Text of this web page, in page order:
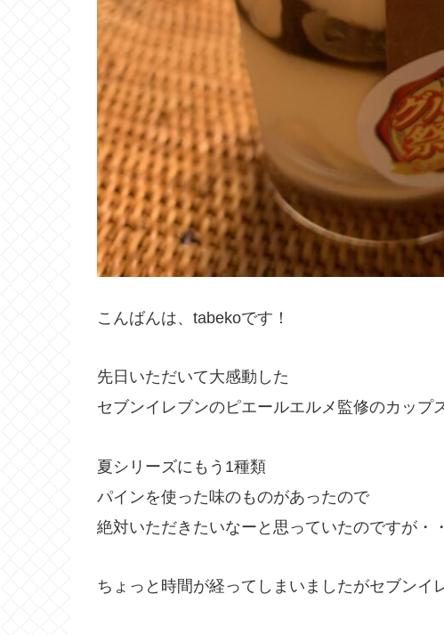
こんばんは、tabekoです！
先日いただいて大感動した
セブンイレブンのピエールエルメ監修のカップ
夏シリーズにもう1種類
パインを使った味のものがあったので
絶対いただきたいなーと思っていたのですが・
ちょっと時間が経ってしまいましたがセブンイ